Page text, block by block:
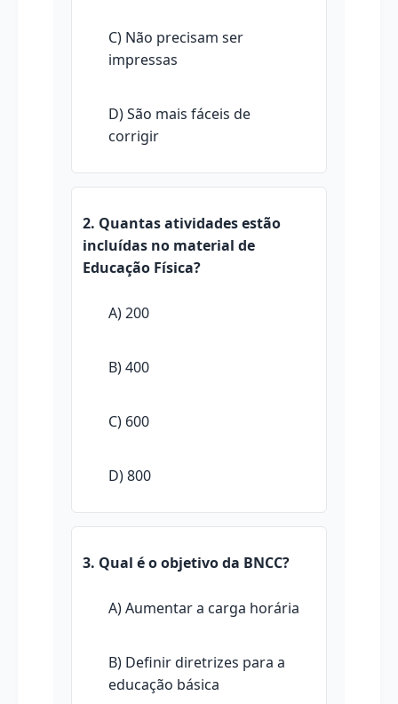
C) Não precisam ser
impressas
D) São mais fáceis de
corrigir
2. Quantas atividades estão
incluídas no material de
Educação Física?
A) 200
B) 400
C) 600
D) 800
3. Qual é o objetivo da BNCC?
A) Aumentar a carga horária
B) Definir diretrizes para a
educação básica